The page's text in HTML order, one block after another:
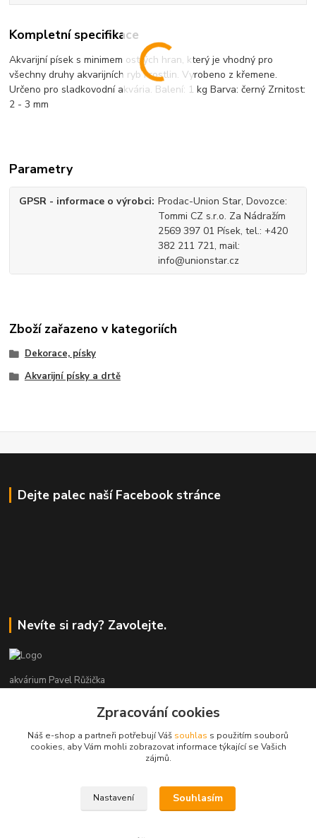
Kompletní specifikace
Akvarijní písek s minimem ostrých hran, který je vhodný pro
všechny druhy akvarijních ryb i rostlin. Vyrobeno z křemene.
Určeno pro sladkovodní akvária. Balení: 1 kg Barva: černý Zrnitost:
2 - 3 mm
Parametry
GPSR - informace o výrobci Prodac-Union Star, Dovozce:
Tommi CZ s.r.o. Za Nádražím
2569 397 01 Písek, tel.: +420
382 211 721, mail:
info@unionstar.cz
Zboží zařazeno v kategoriích
Dekorace, písky
Akvarijní písky a drtě
Dejte palec naší Facebook stránce
Nevíte si rady? Zavolejte.
akvárium Pavel Růžička
+420 602 118 290
9:00 až 16:00 v pracovní dny
Zpracování cookies
Náš e-shop a partneři potřebují Váš souhlas s použitím souborů
cookies, aby Vám mohli zobrazovat informace týkající se Vašich
zájmů.
Nastavení Souhlasím